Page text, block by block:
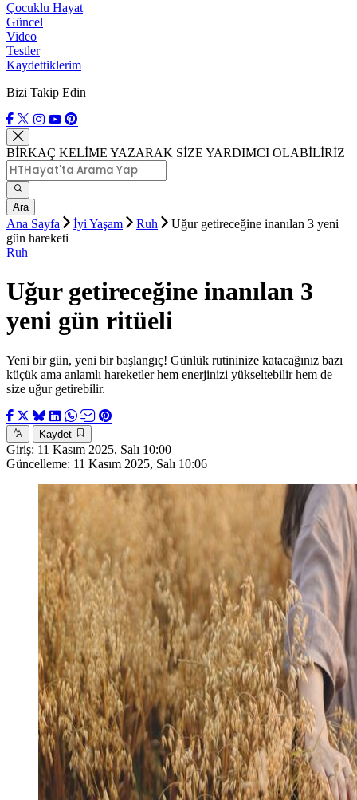
Çocuklu Hayat
Güncel
Video
Testler
Kaydettiklerim
Bizi Takip Edin
BİRKAÇ KELİME YAZARAK SİZE YARDIMCI OLABİLİRİZ
Ara
Ana Sayfa İyi Yaşam Ruh
Uğur getireceğine inanılan 3 yeni
gün hareketi
Ruh
Uğur getireceğine inanılan 3
yeni gün ritüeli
Yeni bir gün, yeni bir başlangıç! Günlük rutininize katacağınız bazı
küçük ama anlamlı hareketler hem enerjinizi yükseltebilir hem de
size uğur getirebilir.
Kaydet
Giriş: 11 Kasım 2025, Salı 10:00
Güncelleme: 11 Kasım 2025, Salı 10:06